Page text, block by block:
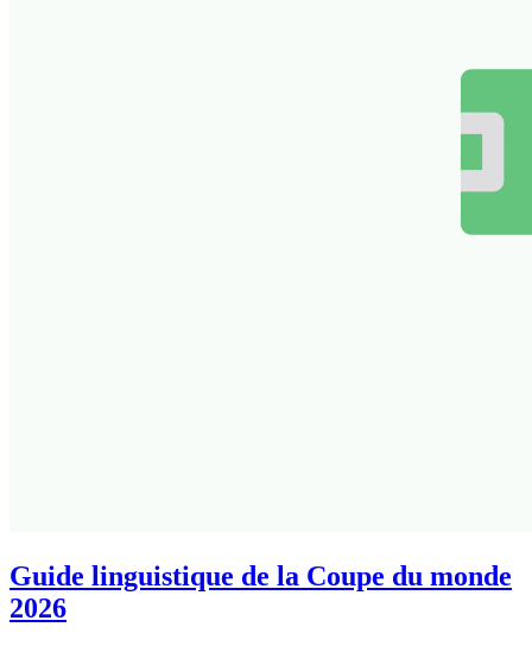
Guide linguistique de la Coupe du monde
2026